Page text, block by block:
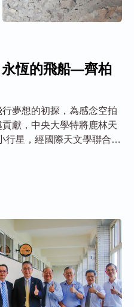
恆的飛船—齊柏
行夢想的初探，為感念空拍
獻，中央大學特將鹿林天
行星，經國際天文學聯合會
守護著台灣。 8月7日